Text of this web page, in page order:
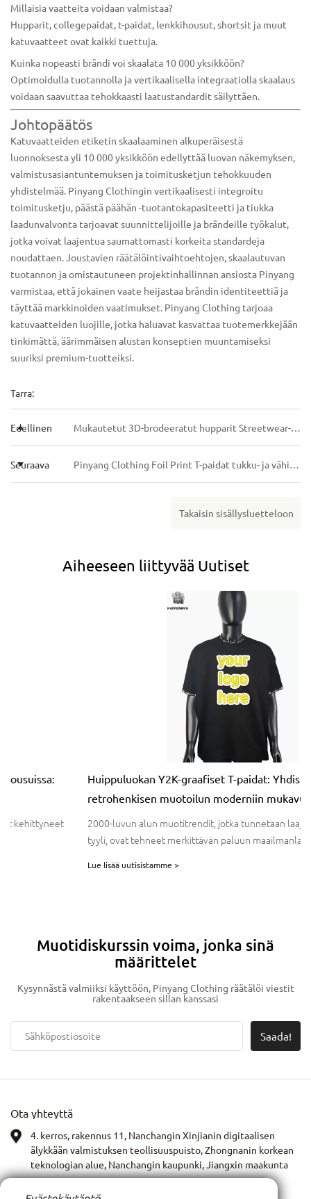
Millaisia ​​vaatteita voidaan valmistaa?
Hupparit, collegepaidat, t-paidat, lenkkihousut, shortsit ja muut
katuvaatteet ovat kaikki tuettuja.
Kuinka nopeasti brändi voi skaalata 10 000 yksikköön?
Optimoidulla tuotannolla ja vertikaalisella integraatiolla skaalaus
voidaan saavuttaa tehokkaasti laatustandardit säilyttäen.
Johtopäätös
Katuvaatteiden etiketin skaalaaminen alkuperäisestä
luonnoksesta yli 10 000 yksikköön edellyttää luovan näkemyksen,
valmistusasiantuntemuksen ja toimitusketjun tehokkuuden
yhdistelmää. Pinyang Clothingin vertikaalisesti integroitu
toimitusketju, päästä päähän -tuotantokapasiteetti ja tiukka
laadunvalvonta tarjoavat suunnittelijoille ja brändeille työkalut,
jotka voivat laajentua saumattomasti korkeita standardeja
noudattaen. Joustavien räätälöintivaihtoehtojen, skaalautuvan
tuotannon ja omistautuneen projektinhallinnan ansiosta Pinyang
varmistaa, että jokainen vaate heijastaa brändin identiteettiä ja
täyttää markkinoiden vaatimukset. Pinyang Clothing tarjoaa
katuvaatteiden luojille, jotka haluavat kasvattaa tuotemerkkejään
tinkimättä, äärimmäisen alustan konseptien muuntamiseksi
suuriksi premium-tuotteiksi.
Tarra:
Edellinen Mukautetut 3D-brodeeratut hupparit Streetwear-merkeille: Pinyang Clothingin vuoden 2026 hankintaopas
Seuraava Pinyang Clothing Foil Print T-paidat tukku- ja vähittäismyyntiin: kankaan hankinta, kalvon levitys ja viimeistelyvinkit
Takaisin sisällysluetteloon
Aiheeseen liittyvää Uutiset
Huippuluokan Y2K-graafiset T-paidat: Yhdistää
retrohenkisen muotoilun moderniin mukavuuteen
2000-luvun alun muotitrendit, jotka tunnetaan laajalti nimellä Y2K-
tyyli, ovat tehneet merkittävän paluun maailmanlaajuiseen
herättää nostalgiaa tarjoten samalla leikkisän ja ilmeikkään
Lue lisää uutisistamme >
Muotidiskurssin voima, jonka sinä
määrittelet
Kysynnästä valmiiksi käyttöön, Pinyang Clothing räätälöi viestit
rakentaakseen sillan kanssasi
Saada!
Ota yhteyttä
4. kerros, rakennus 11, Nanchangin Xinjianin digitaalisen
älykkään valmistuksen teollisuuspuisto, Zhongnanin korkean
teknologian alue, Nanchangin kaupunki, Jiangxin maakunta
WhatsApp: 13767972399